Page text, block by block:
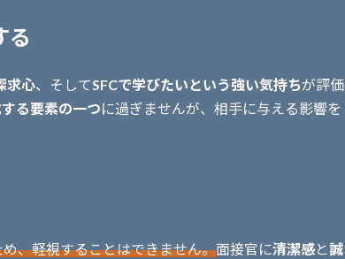
る
求心、そしてSFCで学びたいという強い気持ちが評価
る要素の一つに過ぎませんが、相手に与える影響を
め、軽視することはできません。面接官に清潔感と誠